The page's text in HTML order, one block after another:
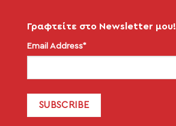
Γραφτείτε στο Newsletter μου!
Email Address*